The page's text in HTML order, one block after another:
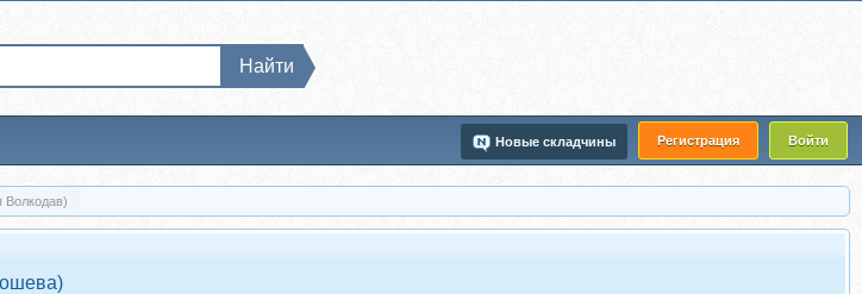
Регистрация Войти
Новые складчины
Найти